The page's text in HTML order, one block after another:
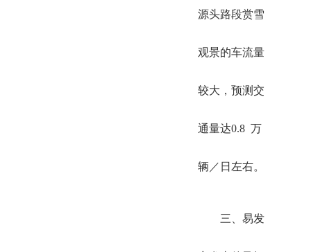
源头路段赏雪
观景的车流量
较大，预测交
通量达0.8 万
辆／日左右。
三、易发